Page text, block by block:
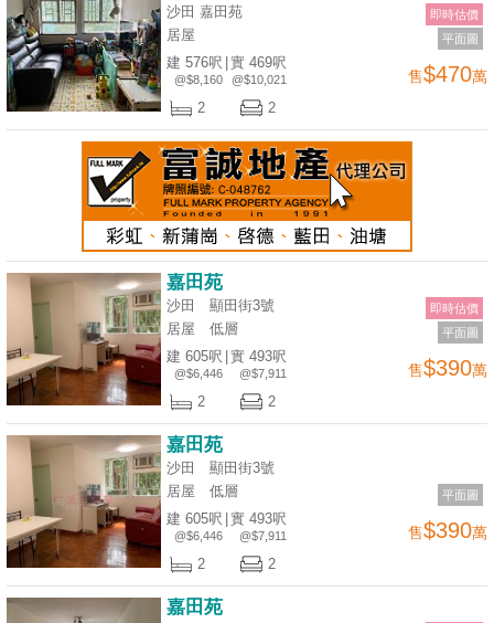
平面圖
即時估價
沙田 嘉田苑
居屋
建 576呎
@$8,160
實 469呎
@$10,021 售$470萬
2 2
平面圖
即時估價
嘉田苑
沙田 顯田街3號
居屋
低層
建 605呎
@$6,446
實 493呎
@$7,911 售$390萬
2 2
平面圖
嘉田苑
沙田 顯田街3號
居屋
低層
建 605呎
@$6,446
實 493呎
@$7,911 售$390萬
2 2
嘉田苑